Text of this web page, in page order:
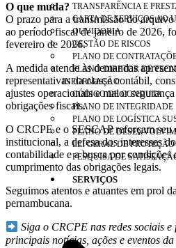
TRANSPARÊNCIA E
CARTA DE SERVIÇOS AO
OUVIDORIA
GESTÃO DE RISCOS
PLANO DE
PLANO DIRETOR DE
INFORMAÇÃO
CÓDIGO DE CONDUTA
PLANO DE INTEGRIDADE
PLANO DE LOGÍSTICA
PLANO DE
LEI GERAL DE
PESQUISA DE
SERVIÇOS
O que muda?
O prazo para a transmissão do
ao período fiscal de janeiro de 2026,
fevereiro de 2026.
A medida atende às demandas
representativas da classe contábil,
ajustes operacionais e maior
obrigações fiscais.
O CRCPE e o SESCAP reforçam
institucional, a defesa dos interesses
contabilidade e a busca por condições
cumprimento das obrigações legais.
Seguimos atentos e atuantes em prol
pernambucana.
Siga o CRCPE nas redes sociais
principais notícias, ações e eventos